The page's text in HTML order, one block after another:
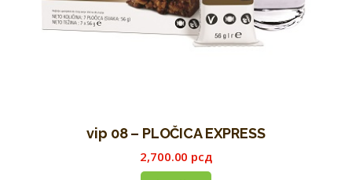
vip 08 – PLOČICA EXPRESS
2,700.00 рсд